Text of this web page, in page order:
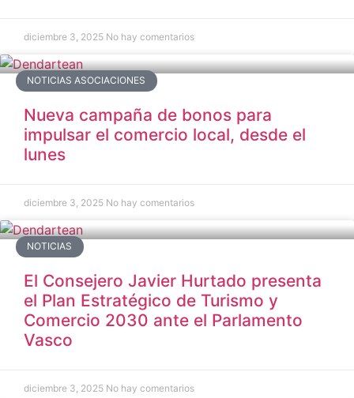
diciembre 3, 2025 No hay comentarios
NOTICIAS ASOCIACIONES
Nueva campaña de bonos para
impulsar el comercio local, desde el
lunes
diciembre 3, 2025 No hay comentarios
NOTICIAS
El Consejero Javier Hurtado presenta
el Plan Estratégico de Turismo y
Comercio 2030 ante el Parlamento
Vasco
diciembre 3, 2025 No hay comentarios